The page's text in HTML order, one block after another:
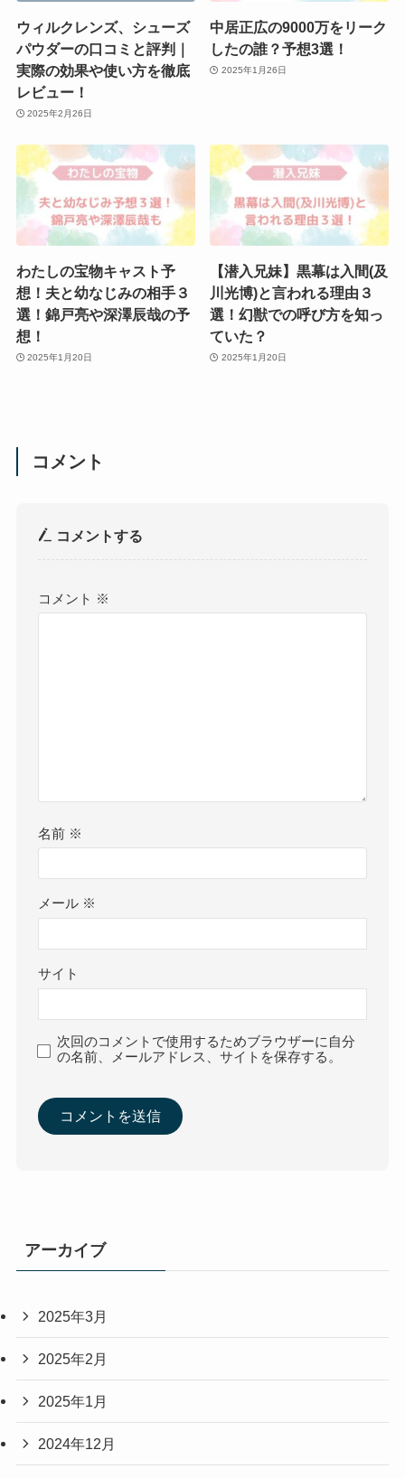
ウィルクレンズ、シューズ
パウダーの口コミと評判｜
実際の効果や使い方を徹底
レビュー！
2025年2月26日
中居正広の9000万をリーク
したの誰？予想3選！
2025年1月26日
わたしの宝物キャスト予
想！夫と幼なじみの相手３
選！錦戸亮や深澤辰哉の予
想！
2025年1月20日
【潜入兄妹】黒幕は入間(及
川光博)と言われる理由３
選！幻獣での呼び方を知っ
ていた？
2025年1月20日
コメント
コメントする
コメント ※
名前 ※
メール ※
サイト
次回のコメントで使用するためブラウザーに自分
の名前、メールアドレス、サイトを保存する。
アーカイブ
2025年3月
2025年2月
2025年1月
2024年12月